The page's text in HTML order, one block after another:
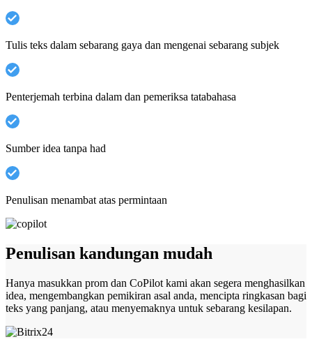
Tulis teks dalam sebarang gaya dan mengenai sebarang subjek
Penterjemah terbina dalam dan pemeriksa tatabahasa
Sumber idea tanpa had
Penulisan menambat atas permintaan
Penulisan kandungan mudah
Hanya masukkan prom dan CoPilot kami akan segera menghasilkan
idea, mengembangkan pemikiran asal anda, mencipta ringkasan bagi
teks yang panjang, atau menyemaknya untuk sebarang kesilapan.